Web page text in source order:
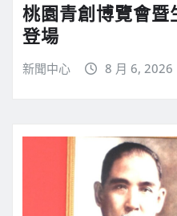
桃園青創博覽會
登場
新聞中心 8 月 6, 2026